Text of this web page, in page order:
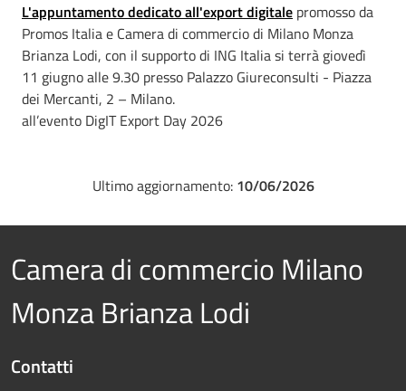
L'appuntamento dedicato all'export digitale promosso da
Promos Italia e Camera di commercio di Milano Monza
Brianza Lodi, con il supporto di ING Italia si terrà giovedì
11 giugno alle 9.30 presso Palazzo Giureconsulti - Piazza
dei Mercanti, 2 – Milano.
all’evento DigIT Export Day 2026
Ultimo aggiornamento: 10/06/2026
Camera di commercio Milano
Monza Brianza Lodi
Contatti